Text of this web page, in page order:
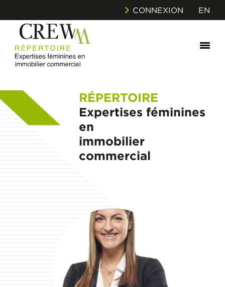
CONNEXION EN
RÉPERTOIRE
Expertises féminines
en
immobilier
commercial